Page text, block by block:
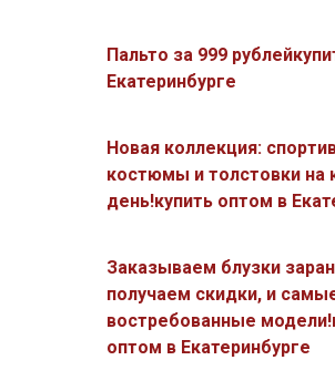
Пальто за 999
Екатеринбурге
Новая коллекция:
костюмы и толстовки
день!купить оптом в
Заказываем блузки
получаем скидки, и
востребованные
оптом в Екатеринбурге